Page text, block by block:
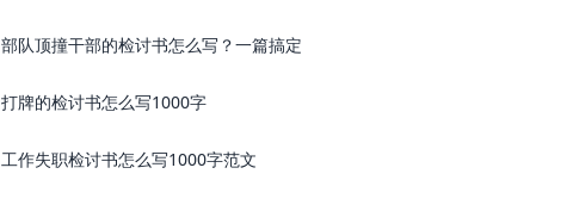
部队顶撞干部的检讨书怎么写？一篇搞定
打牌的检讨书怎么写1000字
工作失职检讨书怎么写1000字范文